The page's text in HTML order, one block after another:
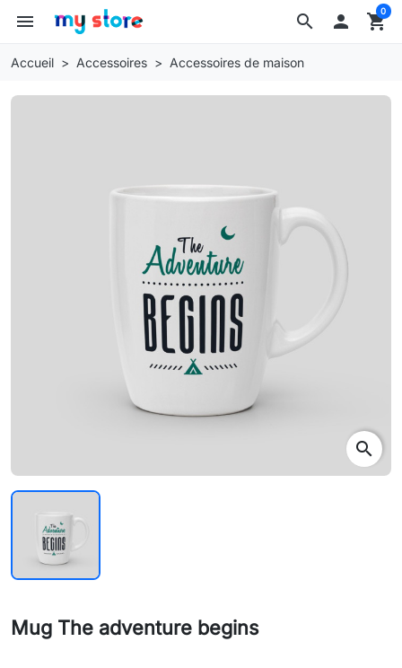
search
menu  shopping_cart
0
Accueil Accessoires Accessoires de maison
search
Mug The adventure begins